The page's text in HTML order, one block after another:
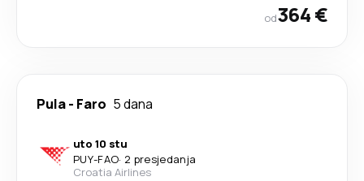
od364 €
Pula- Faro 5 dana
uto 10 stu
PUY-FAO· 2 presjedanja
Croatia Airlines